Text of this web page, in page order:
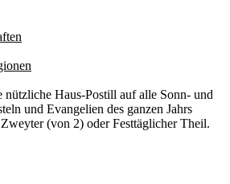
nützliche Haus-Postill auf alle Sonn- und
und Evangelien des ganzen Jahrs
(von 2) oder Festtäglicher Theil.